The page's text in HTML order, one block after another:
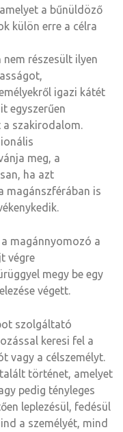
a bűnüldöző
külön erre a célra
részesült ilyen
igazi kátét
egyszerűen
a szakirodalom.
meg, a
ha azt
magánszférában is
magánnyomozó a
végre
megy be egy
végett.
szolgáltató
keresi fel a
vagy a célszemélyt.
történet, amelyet
pedig tényleges
leplezésül, fedésül
a személyét, mind